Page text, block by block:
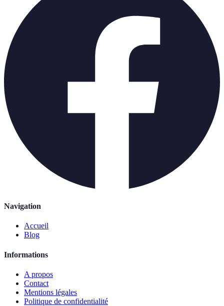
Navigation
Accueil
Blog
Informations
A propos
Contact
Mentions légales
Politique de confidentialité